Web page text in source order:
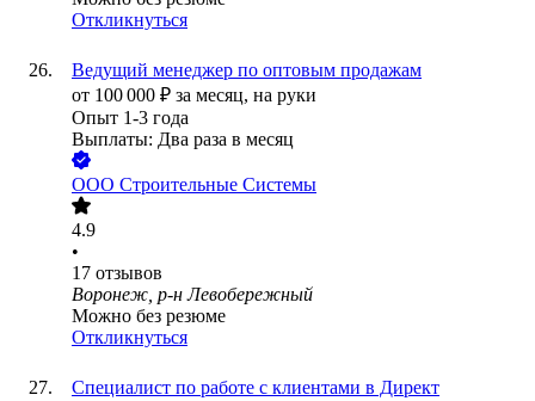
Откликнуться
Ведущий менеджер по оптовым продажам
от 100 000 ₽ за месяц, на руки
Опыт 1-3 года
Выплаты: Два раза в месяц
ООО Строительные Системы
4.9
•
17 отзывов
Воронеж, р-н Левобережный
Можно без резюме
Откликнуться
Специалист по работе с клиентами в Директ